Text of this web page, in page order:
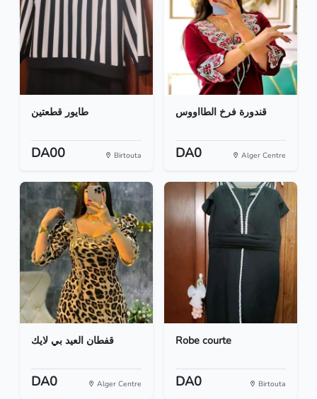
طايور قطعتين
DA00 Birtouta
قندورة فرخ الطااووس
DA0 Alger Centre
قفطان العيد بي لايك
DA0 Alger Centre
Robe courte
DA0 Birtouta